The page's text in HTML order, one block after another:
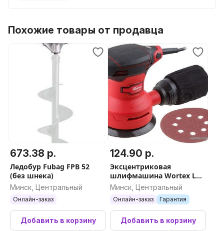
Похожие товары от продавца
673.38 р.
Ледобур Fubag FPB 52
(без шнека)
Минск, Центральный
Онлайн-заказ
Добавить в корзину
124.90 р.
Эксцентриковая
шлифмашина Wortex LX
RS 12
Минск, Центральный
Онлайн-заказ Гарантия
Добавить в корзину